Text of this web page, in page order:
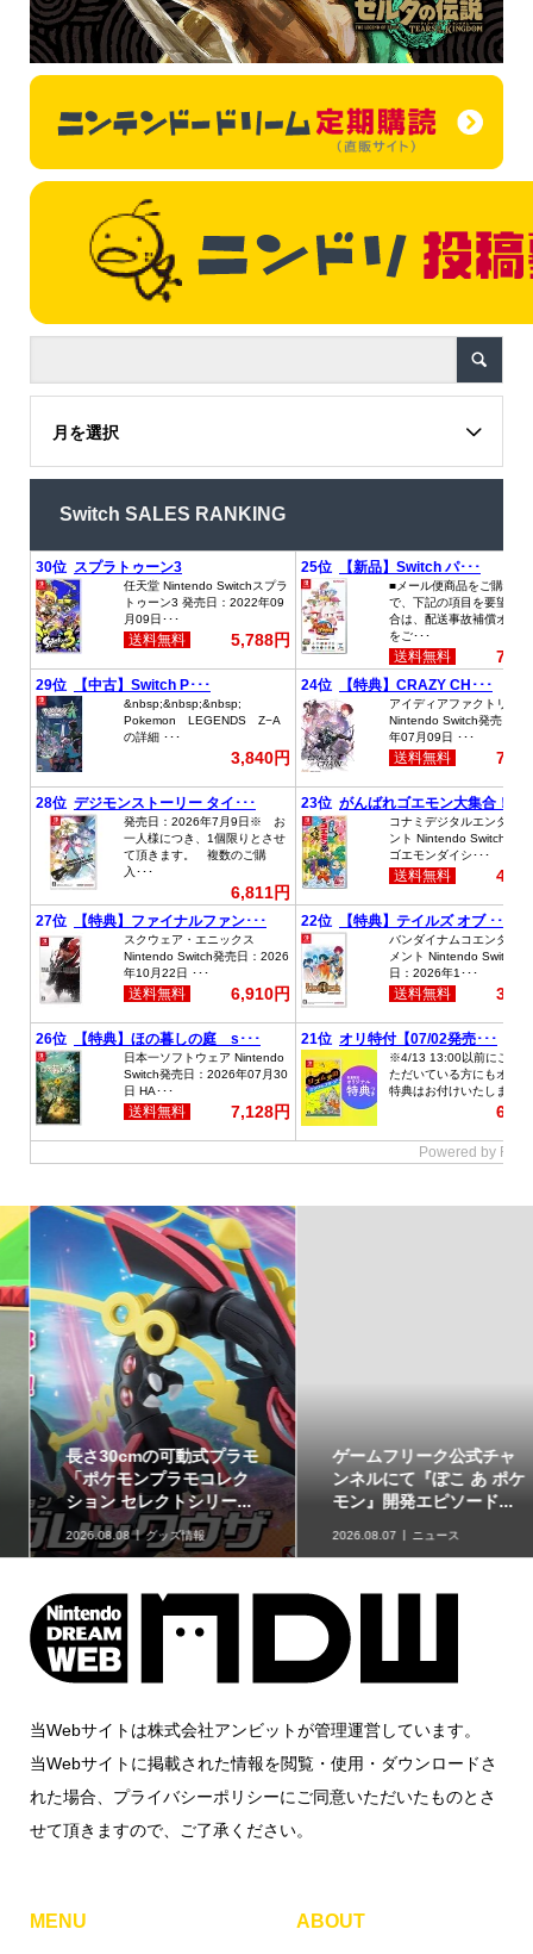
月を選択
Switch SALES RANKING
ゲームフリーク公式チャ
ンネルにて『ぽこ あ ポケ
モン』開発エピソード...
2026.08.07 ニュース
最初のパートナーポケモ
ンなど30種！「ポケット
モンスター30周年 ミニ...
2026.08.07 グッズ情報
当Webサイトは株式会社アンビットが管理運営しています。
当Webサイトに掲載された情報を閲覧・使用・ダウンロードさ
れた場合、プライバシーポリシーにご同意いただいたものとさ
せて頂きますので、ご了承ください。
MENU ABOUT